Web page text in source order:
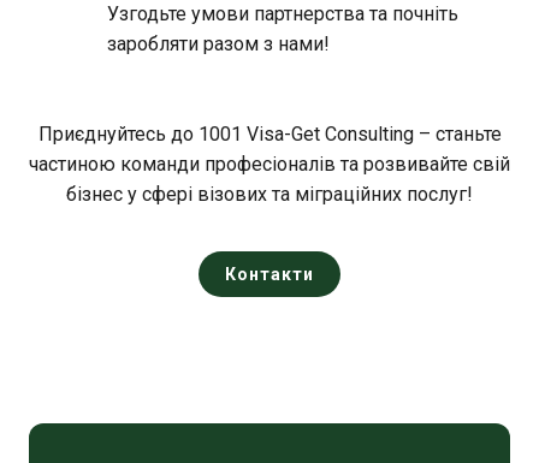
Узгодьте умови партнерства та почніть
заробляти разом з нами!
Приєднуйтесь до 1001 Visa-Get Consulting – станьте
частиною команди професіоналів та розвивайте свій
бізнес у сфері візових та міграційних послуг!
Контакти